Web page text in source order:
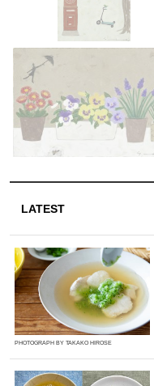
LATEST
PHOTOGRAPH BY TAKAKO HIROSE